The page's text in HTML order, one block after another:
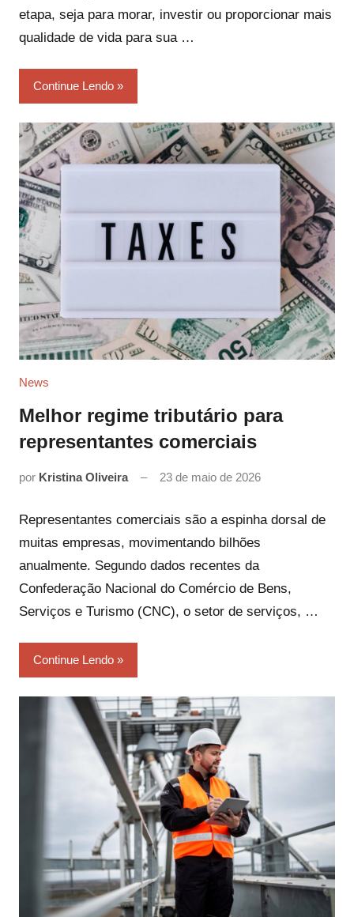
etapa, seja para morar, investir ou proporcionar mais
qualidade de vida para sua …
Continue Lendo
News
Melhor regime tributário para
representantes comerciais
por Kristina Oliveira 23 de maio de 2026
Representantes comerciais são a espinha dorsal de
muitas empresas, movimentando bilhões
anualmente. Segundo dados recentes da
Confederação Nacional do Comércio de Bens,
Serviços e Turismo (CNC), o setor de serviços, …
Continue Lendo